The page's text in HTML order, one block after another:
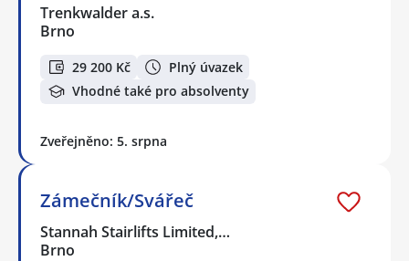
Trenkwalder a.s.
Brno
29 200 Kč
Plný úvazek
Vhodné také pro absolventy
Zveřejněno: 5. srpna
Zámečník/Svářeč
Stannah Stairlifts Limited,…
Brno